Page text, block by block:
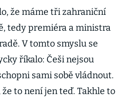
že máme tři zahraniční
tedy premiéra a ministra
V tomto smyslu se
říkalo: Češi nejsou
sami sobě vládnout.
to není jen teď. Takhle to